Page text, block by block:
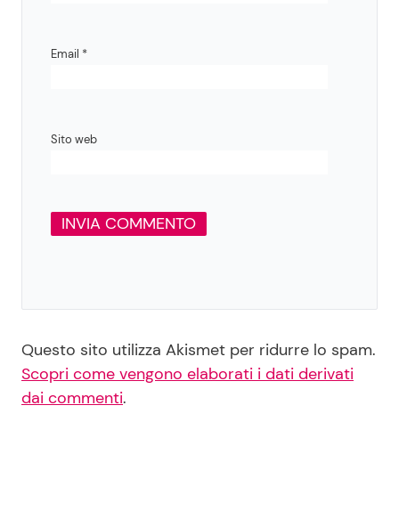
Email *
Sito web
Questo sito utilizza Akismet per ridurre lo spam.
Scopri come vengono elaborati i dati derivati
dai commenti.